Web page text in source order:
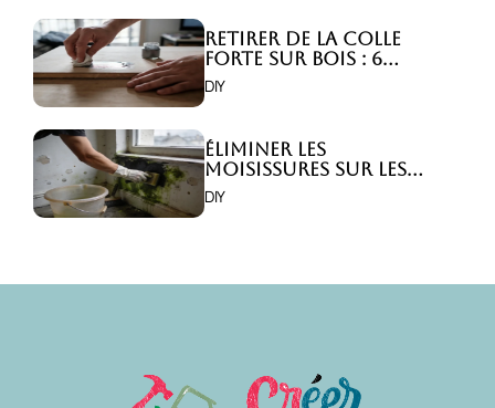
Retirer de la colle
forte sur bois : 6
astuces efficaces !
DIY
Éliminer les
moisissures sur les
murs : 5 solutions
efficaces ?
DIY